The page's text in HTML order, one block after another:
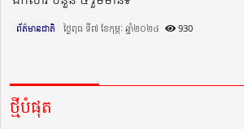
ព័ត៌មានជាតិ ថ្ងៃពុធ ទី៧ ខែកុម្ភៈ ឆ្នាំ២០២៤​ 930
ថ្មីបំផុត